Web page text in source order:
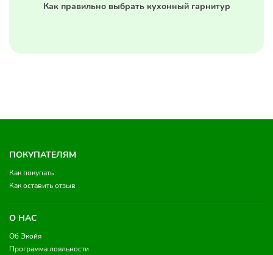
Как правильно выбрать кухонный гарнитур
ПОКУПАТЕЛЯМ
Как покупать
Как оставить отзыв
О НАС
Об Экойя
Программа лояльности